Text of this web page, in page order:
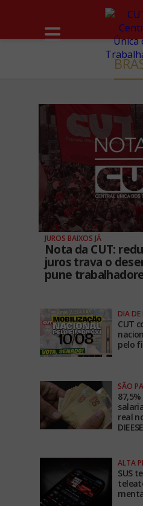
JUROS BAIXOS JÁ
Nota da CUT:
juros trava o
pune
DIA
CUT
pelo
SÃO
real
DIEESE
ALTA
SUS